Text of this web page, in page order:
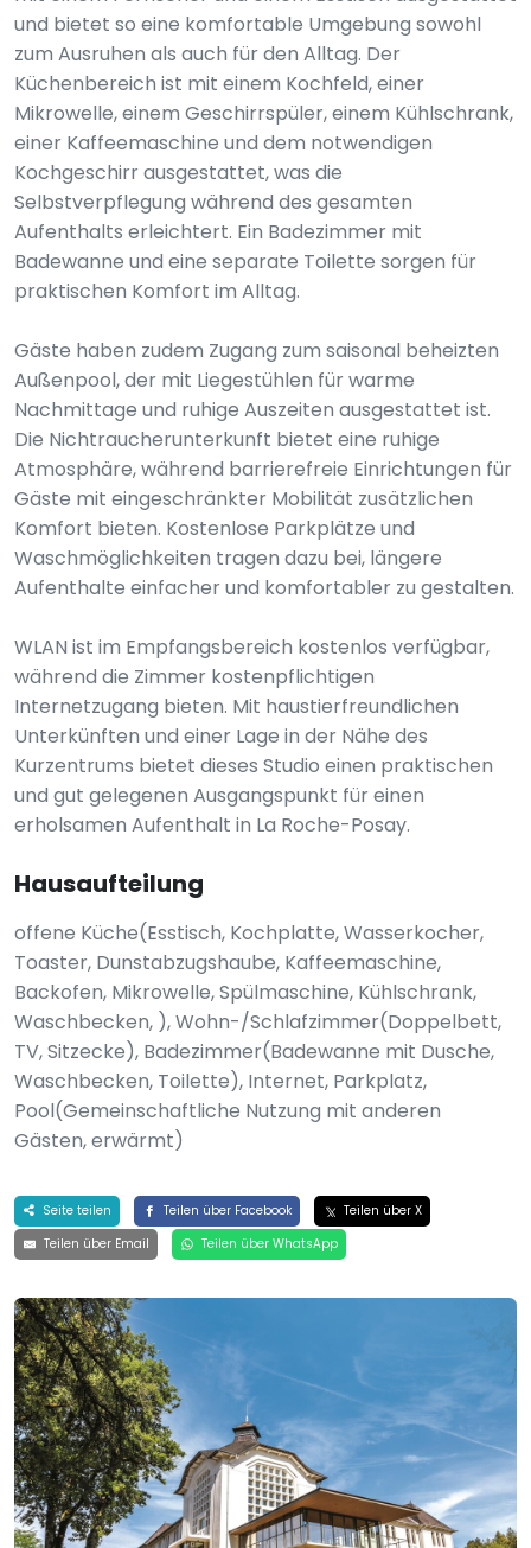
und bietet so eine komfortable Umgebung sowohl
zum Ausruhen als auch für den Alltag. Der
Küchenbereich ist mit einem Kochfeld, einer
Mikrowelle, einem Geschirrspüler, einem Kühlschrank,
einer Kaffeemaschine und dem notwendigen
Kochgeschirr ausgestattet, was die
Selbstverpflegung während des gesamten
Aufenthalts erleichtert. Ein Badezimmer mit
Badewanne und eine separate Toilette sorgen für
praktischen Komfort im Alltag.
Gäste haben zudem Zugang zum saisonal beheizten
Außenpool, der mit Liegestühlen für warme
Nachmittage und ruhige Auszeiten ausgestattet ist.
Die Nichtraucherunterkunft bietet eine ruhige
Atmosphäre, während barrierefreie Einrichtungen für
Gäste mit eingeschränkter Mobilität zusätzlichen
Komfort bieten. Kostenlose Parkplätze und
Waschmöglichkeiten tragen dazu bei, längere
Aufenthalte einfacher und komfortabler zu gestalten.
WLAN ist im Empfangsbereich kostenlos verfügbar,
während die Zimmer kostenpflichtigen
Internetzugang bieten. Mit haustierfreundlichen
Unterkünften und einer Lage in der Nähe des
Kurzentrums bietet dieses Studio einen praktischen
und gut gelegenen Ausgangspunkt für einen
erholsamen Aufenthalt in La Roche-Posay.
Hausaufteilung
offene Küche(Esstisch, Kochplatte, Wasserkocher,
Toaster, Dunstabzugshaube, Kaffeemaschine,
Backofen, Mikrowelle, Spülmaschine, Kühlschrank,
Waschbecken, ), Wohn-/Schlafzimmer(Doppelbett,
TV, Sitzecke), Badezimmer(Badewanne mit Dusche,
Waschbecken, Toilette), Internet, Parkplatz,
Pool(Gemeinschaftliche Nutzung mit anderen
Gästen, erwärmt)
Seite teilen Teilen über Facebook
Teilen über X
Teilen über Email
Teilen über WhatsApp